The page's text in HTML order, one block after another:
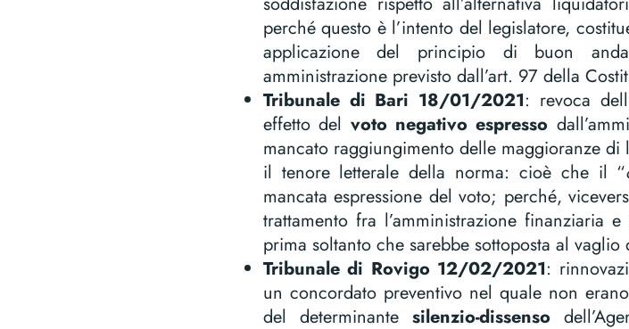
perché questo è l’intento del legislatore,
applicazione del principio di buon
amministrazione previsto dall’art. 97 della
Tribunale di Bari 18/01/2021: revoca
effetto del voto negativo espresso
mancato raggiungimento delle maggioranze
il tenore letterale della norma: cioè che il “
mancata espressione del voto; perché,
trattamento fra l’amministrazione
prima soltanto che sarebbe sottoposta al
Tribunale di Rovigo 12/02/2021:
un concordato preventivo nel quale non
del determinantesilenzio-dissenso